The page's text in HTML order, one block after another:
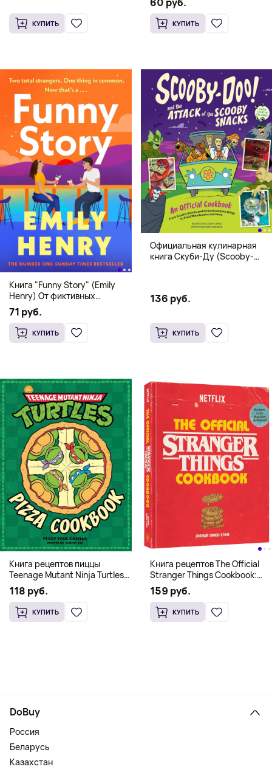
КУПИТЬ КУПИТЬ
Книга "Funny Story" (Emily
Henry) От фиктивных
свиданий к реальной любви
71 руб.
КУПИТЬ
Официальная кулинарная
книга Скуби-Ду (Scooby-
136 руб.
КУПИТЬ
Книга рецептов пиццы
Teenage Mutant Ninja Turtles
Pizza Cookbook (На
английском)
118 руб.
КУПИТЬ
Книга рецептов The Official
Stranger Things Cookbook:
Recipes from Hawkins and
Beyond (На английском)
159 руб.
КУПИТЬ
DoBuy
Россия
Беларусь
Казахстан